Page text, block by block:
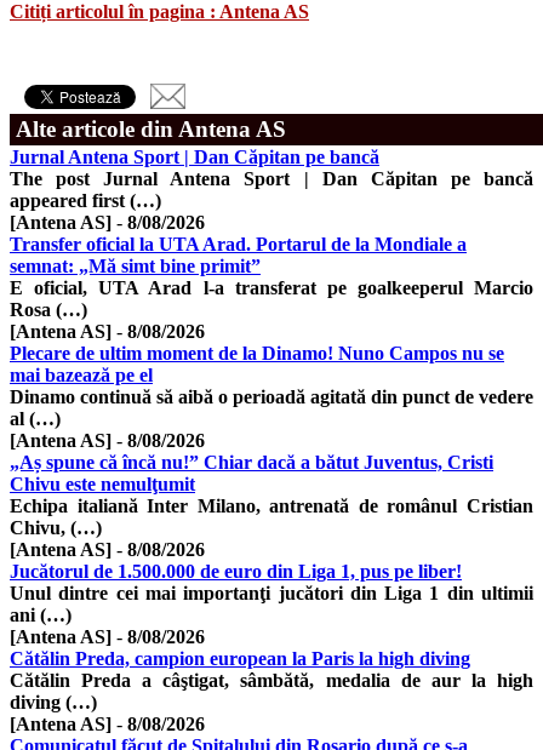
Citiți articolul în pagina : Antena AS
Alte articole din Antena AS
Jurnal Antena Sport | Dan Căpitan pe bancă
The post Jurnal Antena Sport | Dan Căpitan pe bancă
appeared first (…)
[Antena AS] - 8/08/2026
Transfer oficial la UTA Arad. Portarul de la Mondiale a
semnat: „Mă simt bine primit”
E oficial, UTA Arad l-a transferat pe goalkeeperul Marcio
Rosa (…)
[Antena AS] - 8/08/2026
Plecare de ultim moment de la Dinamo! Nuno Campos nu se
mai bazează pe el
Dinamo continuă să aibă o perioadă agitată din punct de vedere
al (…)
[Antena AS] - 8/08/2026
„Aș spune că încă nu!” Chiar dacă a bătut Juventus, Cristi
Chivu este nemulţumit
Echipa italiană Inter Milano, antrenată de românul Cristian
Chivu, (…)
[Antena AS] - 8/08/2026
Jucătorul de 1.500.000 de euro din Liga 1, pus pe liber!
Unul dintre cei mai importanţi jucători din Liga 1 din ultimii
ani (…)
[Antena AS] - 8/08/2026
Cătălin Preda, campion european la Paris la high diving
Cătălin Preda a câştigat, sâmbătă, medalia de aur la high
diving (…)
[Antena AS] - 8/08/2026